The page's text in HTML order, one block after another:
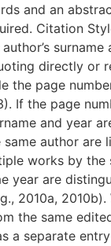
and an
Citation
surname
directly or
the page
If the page
and year
author are
works by the
year are
2010a, 2010b).
the same
a separate